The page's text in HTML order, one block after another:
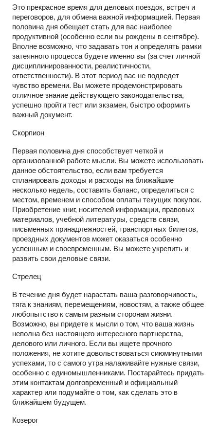
Это прекрасное время для деловых поездок, встреч и
переговоров, для обмена важной информацией. Первая
половина дня обещает стать для вас наиболее
продуктивной (особенно если вы рождены в сентябре).
Вполне возможно, что задавать тон и определять рамки
затеянного процесса будете именно вы (за счет личной
дисциплинированности, реалистичности,
ответственности). В этот период вас не подведет
чувство времени. Вы можете продемонстрировать
отличное знание действующего законодательства,
успешно пройти тест или экзамен, быстро оформить
важный документ.
Скорпион
Первая половина дня способствует четкой и
организованной работе мысли. Вы можете использовать
данное обстоятельство, если вам требуется
спланировать доходы и расходы на ближайшие
несколько недель, составить баланс, определиться с
местом, временем и способом оплаты текущих покупок.
Приобретение книг, носителей информации, правовых
материалов, учебной литературы, средств связи,
письменных принадлежностей, транспортных билетов,
проездных документов может оказаться особенно
успешным и своевременным. Вы можете укрепить и
развить свои деловые связи.
Стрелец
В течение дня будет нарастать ваша разговорчивость,
тяга к знаниям, перемещениям, новостям, а также общее
любопытство к самым разным сторонам жизни.
Возможно, вы придете к мысли о том, что ваша жизнь
неполна без настоящего интересного партнерства,
делового или личного. Если вы ищете прочного
положения, не хотите довольствоваться сиюминутными
успехами, то с самого утра налаживайте нужные связи,
особенно с единомышленниками. Постарайтесь придать
этим контактам долговременный и официальный
характер или подумайте о том, как сделать это в
ближайшем будущем.
Козерог